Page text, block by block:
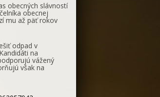
obecných slávností
obecnej
mu až päť rokov
odpad v
na
vážený
však na